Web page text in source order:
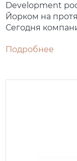
Development
Йорком на
Сегодня
Подробнее